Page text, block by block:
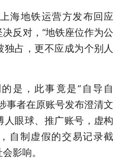
海地铁运营方发布回应
反对，“地铁座位作为公
占，更不应成为个别人
是，此事竟是“自导自
事者在原账号发布澄清文
人眼球、推广账号，虚构
自制虚假的交易记录截
影响。